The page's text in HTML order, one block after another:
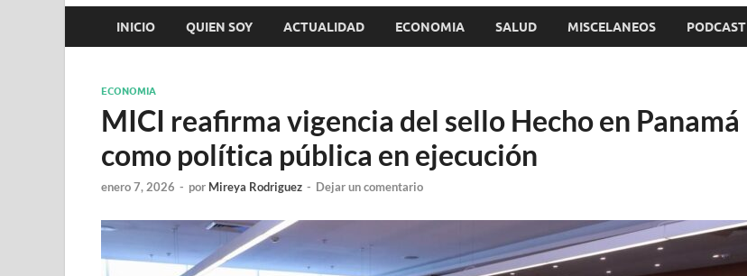
INICIO QUIEN SOY ACTUALIDAD ECONOMIA SALUD MISCELANEOS PODCAST
ECONOMIA
MICI reafirma vigencia del sello Hecho en Panamá
como política pública en ejecución
enero 7, 2026 - por Mireya Rodriguez - Dejar un comentario